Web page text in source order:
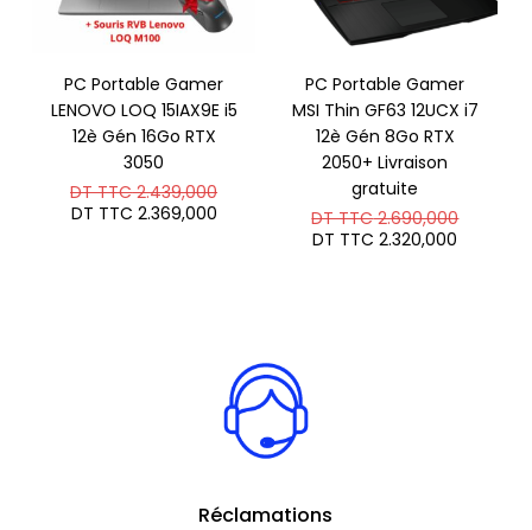
PC Portable Gamer
LENOVO LOQ 15IAX9E i5
12è Gén 16Go RTX
3050
DT TTC2.439,000Le
DT TTC 2.369,000Le
PC Portable Gamer
MSI Thin GF63 12UCX i7
12è Gén 8Go RTX
2050+ Livraison
gratuite
DT TTC2.690,000Le
DT TTC 2.320,000
Réclamations